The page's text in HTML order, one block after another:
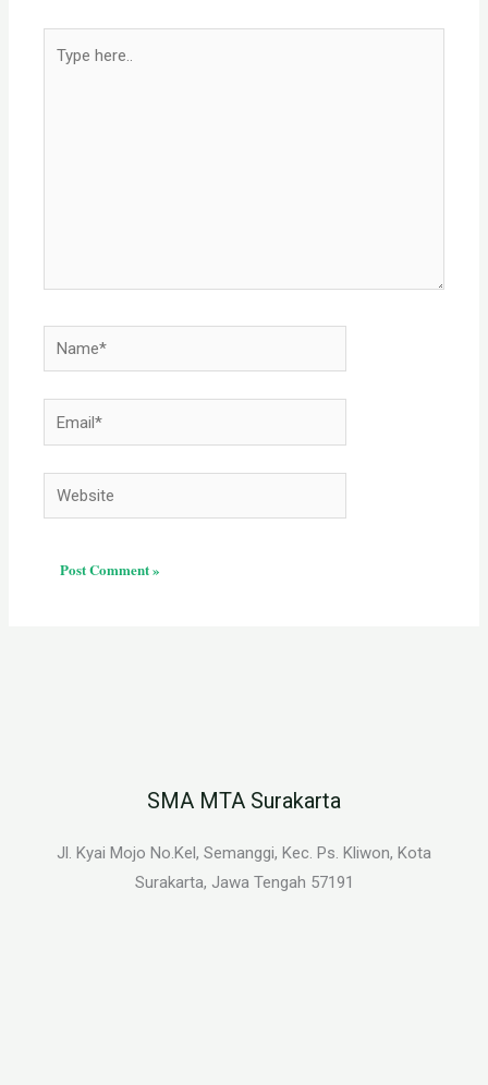
here..
Name*
Email*
Website
SMA MTA Surakarta
Jl. Kyai Mojo No.Kel, Semanggi, Kec. Ps. Kliwon, Kota
Surakarta, Jawa Tengah 57191